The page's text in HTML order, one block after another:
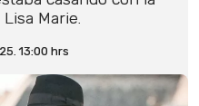
Marie.
13:00 hrs